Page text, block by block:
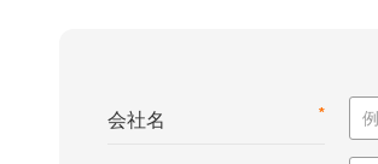
*
会社名